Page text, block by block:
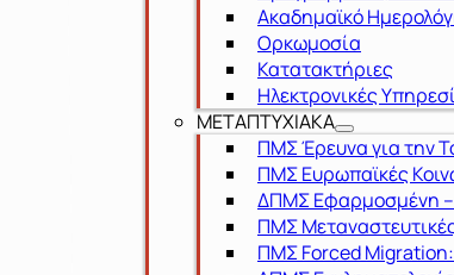
Ακαδημαϊκό
Ορκωμοσία
Κατατακτήριες
Ηλεκτρονικές
ΜΕΤΑΠΤΥΧΙΑΚΑ
ΠΜΣ Έρευνα για την
ΠΜΣ Ευρωπαϊκές
ΔΠΜΣ Εφαρμοσμένη –
ΠΜΣ
ΠΜΣ Forced